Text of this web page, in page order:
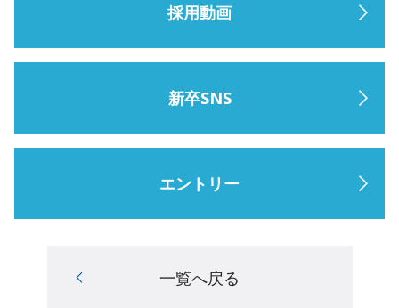
採用動画
新卒SNS
エントリー
一覧へ戻る